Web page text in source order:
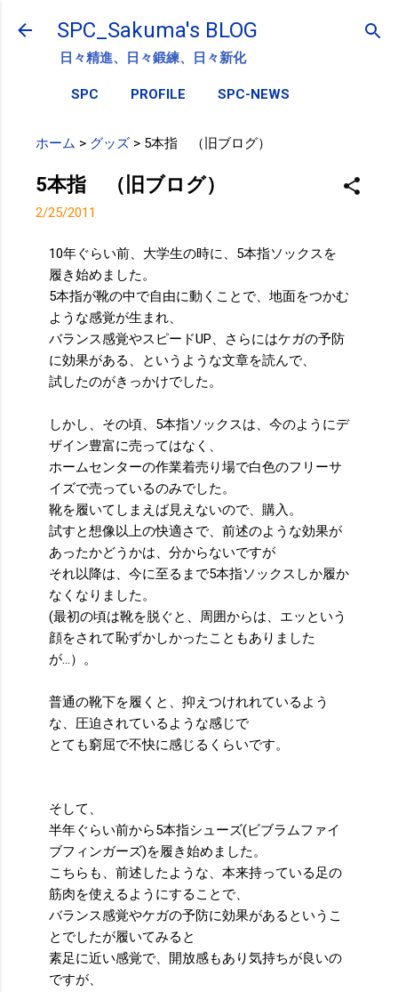
スキップしてメイン コンテンツに移動
SPC_Sakuma's BLOG
日々精進、日々鍛練、日々新化
SPC PROFILE SPC-NEWS
ホーム > グッズ > 5本指 （旧ブログ）
5本指 （旧ブログ）
2/25/2011
10年ぐらい前、大学生の時に、5本指ソックスを
履き始めました。
5本指が靴の中で自由に動くことで、地面をつかむ
ような感覚が生まれ、
バランス感覚やスピードUP、さらにはケガの予防
に効果がある、というような文章を読んで、
試したのがきっかけでした。
しかし、その頃、5本指ソックスは、今のようにデ
ザイン豊富に売ってはなく、
ホームセンターの作業着売り場で白色のフリーサ
イズで売っているのみでした。
靴を履いてしまえば見えないので、購入。
試すと想像以上の快適さで、前述のような効果が
あったかどうかは、分からないですが
それ以降は、今に至るまで5本指ソックスしか履か
なくなりました。
(最初の頃は靴を脱ぐと、周囲からは、エッという
顔をされて恥ずかしかったこともありました
が…）。
普通の靴下を履くと、抑えつけれれているよう
な、圧迫されているような感じで
とても窮屈で不快に感じるくらいです。
そして、
半年ぐらい前から5本指シューズ(ビブラムファイ
ブフィンガーズ)を履き始めました。
こちらも、前述したような、本来持っている足の
筋肉を使えるようにすることで、
バランス感覚やケガの予防に効果があるというこ
とでしたが履いてみると
素足に近い感覚で、開放感もあり気持ちが良いの
ですが、